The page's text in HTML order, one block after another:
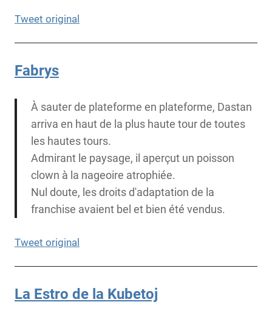
Tweet original
Fabrys
À sauter de plateforme en plateforme, Dastan
arriva en haut de la plus haute tour de toutes
les hautes tours.
Admirant le paysage, il aperçut un poisson
clown à la nageoire atrophiée.
Nul doute, les droits d'adaptation de la
franchise avaient bel et bien été vendus.
Tweet original
La Estro de la Kubetoj